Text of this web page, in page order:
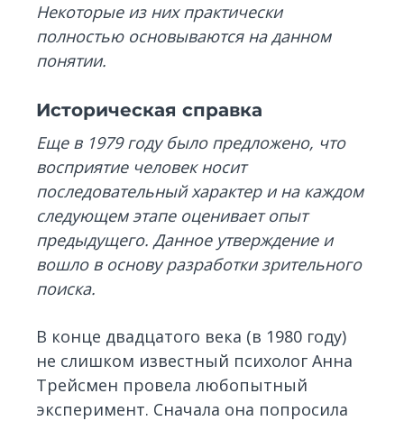
Некоторые из них практически
полностью основываются на данном
понятии.
Историческая справка
Еще в 1979 году было предложено, что
восприятие человек носит
последовательный характер и на каждом
следующем этапе оценивает опыт
предыдущего. Данное утверждение и
вошло в основу разработки зрительного
поиска.
В конце двадцатого века (в 1980 году)
не слишком известный психолог Анна
Трейсмен провела любопытный
эксперимент. Сначала она попросила